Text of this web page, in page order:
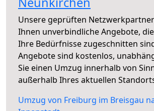
Unsere geprüften
Ihnen unverbindliche Angebote,
Ihre Bedürfnisse zugeschnitten
Angebote sind kostenlos,
Sie einen Umzug innerhalb von
außerhalb Ihres aktuellen
Umzug von Freiburg im Breisgau